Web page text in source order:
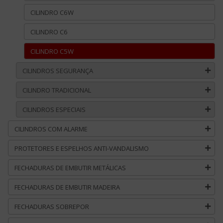
CILINDRO C6W
CILINDRO C6
CILINDRO C5W
CILINDROS SEGURANÇA
CILINDRO TRADICIONAL
CILINDROS ESPECIAIS
CILINDROS COM ALARME
PROTETORES E ESPELHOS ANTI-VANDALISMO
FECHADURAS DE EMBUTIR METÁLICAS
FECHADURAS DE EMBUTIR MADEIRA
FECHADURAS SOBREPOR